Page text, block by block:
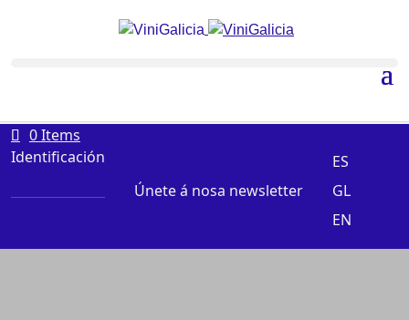
0 Items
Identificación
Únete á nosa newsletter
ES
GL
EN